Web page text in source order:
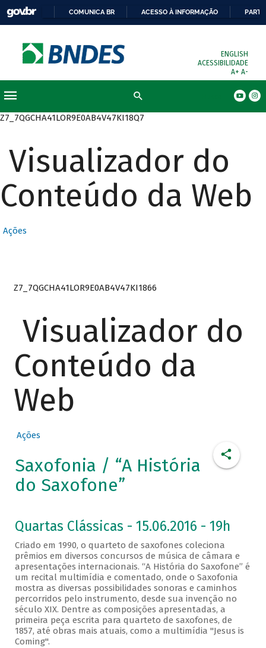
COMUNICA BR ACESSO À INFORMAÇÃO
ENGLISH
ACESSIBILIDADE
A+ A-
Z7_7QGCHA41LOR9E0AB4V47KI18Q7
Visualizador do
Conteúdo da Web
Ações
Z7_7QGCHA41LOR9E0AB4V47KI1866
Visualizador do
Conteúdo da
Web
Ações
Saxofonia / “A História
do Saxofone”
Quartas Clássicas - 15.06.2016 - 19h
Criado em 1990, o quarteto de saxofones coleciona
prêmios em diversos concursos de música de câmara e
apresentações internacionais. “A História do Saxofone” é
um recital multimídia e comentado, onde o Saxofonia
mostra as diversas possibilidades sonoras e caminhos
percorridos pelo instrumento, desde sua invenção no
século XIX. Dentre as composições apresentadas, a
primeira peça escrita para quarteto de saxofones, de
1857, até obras mais atuais, como a multimídia "Jesus is
Coming".